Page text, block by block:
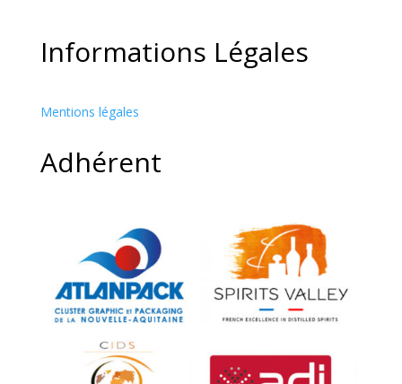
Informations Légales
Mentions légales
Adhérent